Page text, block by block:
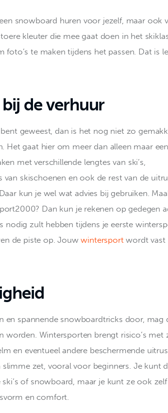
snowboard huren voor jezelf, maar ook
kleuter die mee gaat doen in het
foto’s te maken tijdens het passen. Dat is
de verhuur
geweest, dan is het nog niet zo
Het gaat hier om meer dan alleen maar een
met verschillende lengtes van ski’s,
van skischoenen en ook de rest van de
kun je wel wat advies bij gebruiken.
Dan kun je rekenen op gedegen
nodig zult hebben tijdens je eerste
de piste op. Jouw wintersport wordt vast
en spannende snowboardtricks door, mag
worden. Wintersporten brengt risico’s met
en eventueel andere beschermende
zet, vooral voor beginners. Je kunt
of snowboard, maar je kunt ze ook zelf
en comfort.